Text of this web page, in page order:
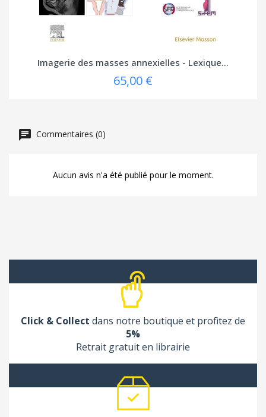
Imagerie des masses annexielles - Lexique...
65,00 €
Commentaires (0)
Aucun avis n'a été publié pour le moment.
Click & Collect dans notre boutique et profitez de
5%
Retrait gratuit en librairie